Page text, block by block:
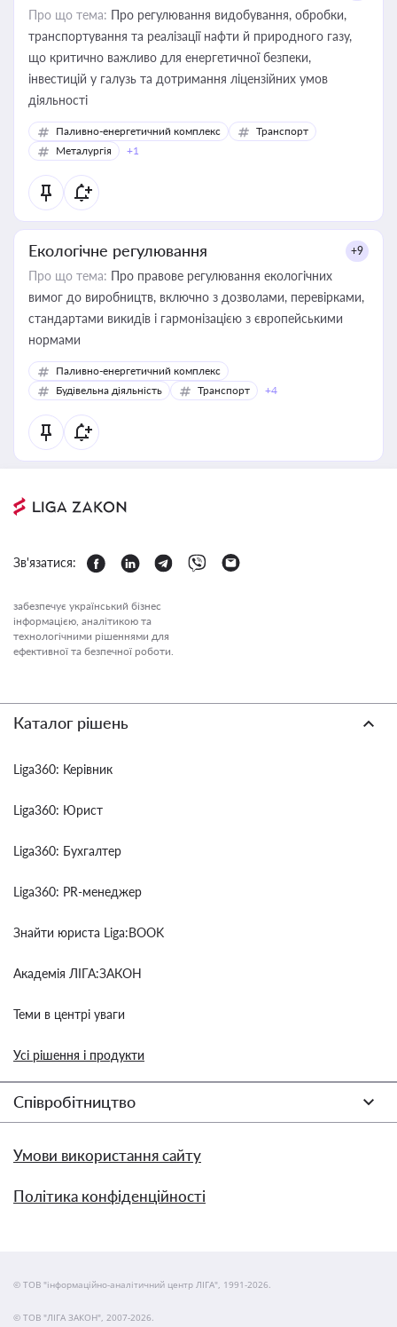
Про що тема: Про регулювання видобування, обробки,
транспортування та реалізації нафти й природного газу,
що критично важливо для енергетичної безпеки,
інвестицій у галузь та дотримання ліцензійних умов
діяльності
Паливно-енергетичний комплекс
Транспорт
Металургія
+1
Екологічне регулювання +9
Про що тема: Про правове регулювання екологічних
вимог до виробництв, включно з дозволами, перевірками,
стандартами викидів і гармонізацією з європейськими
нормами
Паливно-енергетичний комплекс
Будівельна діяльність
Транспорт +4
Зв'язатися:
забезпечує український бізнес
інформацією, аналітикою та
технологічними рішеннями для
ефективної та безпечної роботи.
Каталог рішень
Liga360: Керівник
Liga360: Юрист
Liga360: Бухгалтер
Liga360: PR-менеджер
Знайти юриста Liga:BOOK
Академія ЛІГА:ЗАКОН
Теми в центрі уваги
Усі рішення і продукти
Співробітництво
Умови використання сайту
Політика конфіденційності
© ТОВ "інформаційно-аналітичний центр ЛІГА", 1991-2026.
© ТОВ "ЛІГА ЗАКОН", 2007-2026.